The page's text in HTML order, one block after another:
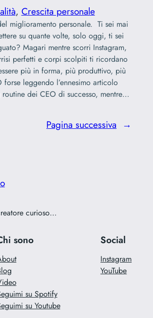
, Crescita personale
miglioramento personale. Ti sei mai
su quante volte, solo oggi, ti sei
Magari mentre scorri Instagram,
perfetti e corpi scolpiti ti ricordano
più in forma, più produttivo, più
leggendo l’ennesimo articolo
dei CEO di successo, mentre…
Pagina successiva →
curioso…
sono
su Spotify
su Youtube
Social
Instagram
YouTube